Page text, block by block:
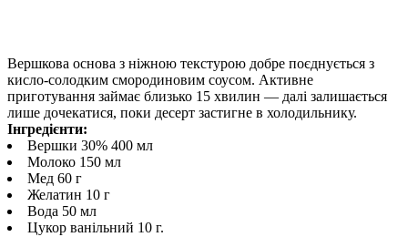
Вершкова основа з ніжною текстурою добре поєднується з
кисло-солодким смородиновим соусом. Активне
приготування займає близько 15 хвилин — далі залишається
лише дочекатися, поки десерт застигне в холодильнику.
Інгредієнти:
Вершки 30% 400 мл
Молоко 150 мл
Мед 60 г
Желатин 10 г
Вода 50 мл
Цукор ванільний 10 г.